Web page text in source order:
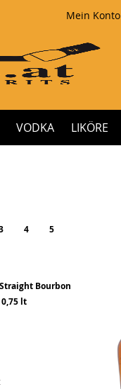
Mein Konto
VODKA LIKÖRE
reading page
Seite
4 Seite
5
Bourbon
lt